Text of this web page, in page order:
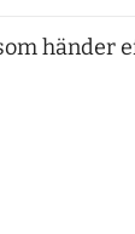
händer